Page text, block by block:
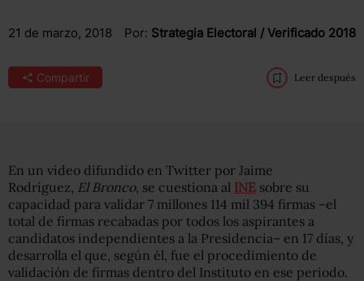
21 de marzo, 2018 Por: Strategia Electoral / Verificado 2018
Compartir Leer después
En un video difundido en Twitter por Jaime
Rodríguez, El Bronco, se cuestiona al INE sobre su
capacidad para validar 7 millones 114 mil 394 firmas ­–el
total de firmas recabadas por todos los aspirantes a
candidatos independientes a la Presidencia­– en 17 días, y
desarrolla el que, según él, fue el procedimiento de
validación de firmas dentro del Instituto en ese periodo.